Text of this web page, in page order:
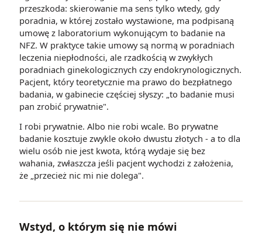
przeszkoda: skierowanie ma sens tylko wtedy, gdy
poradnia, w której zostało wystawione, ma podpisaną
umowę z laboratorium wykonującym to badanie na
NFZ. W praktyce takie umowy są normą w poradniach
leczenia niepłodności, ale rzadkością w zwykłych
poradniach ginekologicznych czy endokrynologicznych.
Pacjent, który teoretycznie ma prawo do bezpłatnego
badania, w gabinecie częściej słyszy: „to badanie musi
pan zrobić prywatnie".
I robi prywatnie. Albo nie robi wcale. Bo prywatne
badanie kosztuje zwykle około dwustu złotych - a to dla
wielu osób nie jest kwota, którą wydaje się bez
wahania, zwłaszcza jeśli pacjent wychodzi z założenia,
że „przecież nic mi nie dolega".
Wstyd, o którym się nie mówi